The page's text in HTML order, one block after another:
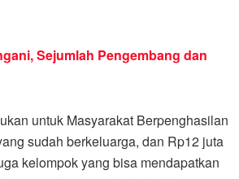
Sejumlah Pengembang dan
untuk Masyarakat Berpenghasilan
sudah berkeluarga, dan Rp12 juta
kelompok yang bisa mendapatkan